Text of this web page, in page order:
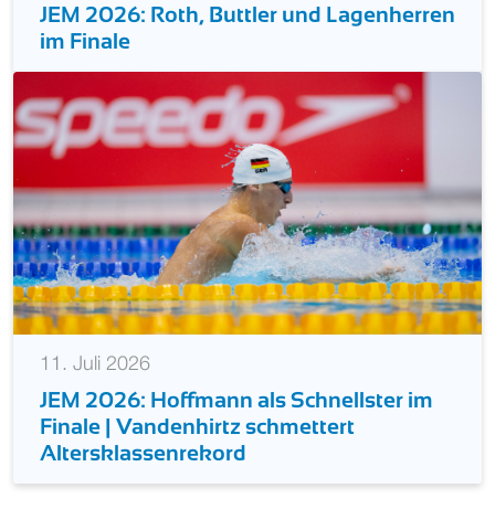
JEM 2026: Roth, Buttler und Lagenherren
im Finale
11. Juli 2026
JEM 2026: Hoffmann als Schnellster im
Finale | Vandenhirtz schmettert
Altersklassenrekord